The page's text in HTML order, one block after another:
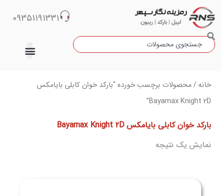
پرش
محتوا
جستجو
09351191331
خانه / محصولات برچسب خورده “بارکد خوان کابلی بایامکس
Bayamax Knight 2D”
بارکد خوان کابلی بایامکس Bayamax Knight 2D
نمایش یک نتیجه